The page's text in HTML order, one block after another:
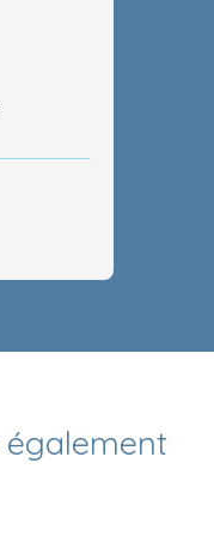
également